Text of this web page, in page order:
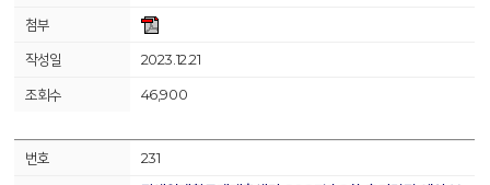
2023.12.21
46,900
231